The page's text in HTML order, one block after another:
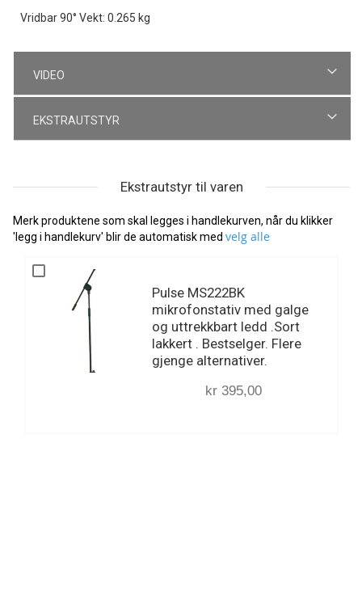
Vridbar 90° Vekt: 0.265 kg
VIDEO
EKSTRAUTSTYR
Ekstrautstyr til varen
Merk produktene som skal legges i handlekurven, når du klikker
'legg i handlekurv' blir de automatisk med velg alle
Pulse MS222BK
mikrofonstativ med galge
og uttrekkbart ledd .Sort
lakkert . Bestselger. Flere
gjenge alternativer.
kr 395,00